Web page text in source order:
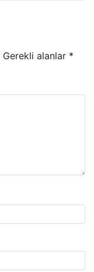
Gerekli alanlar *